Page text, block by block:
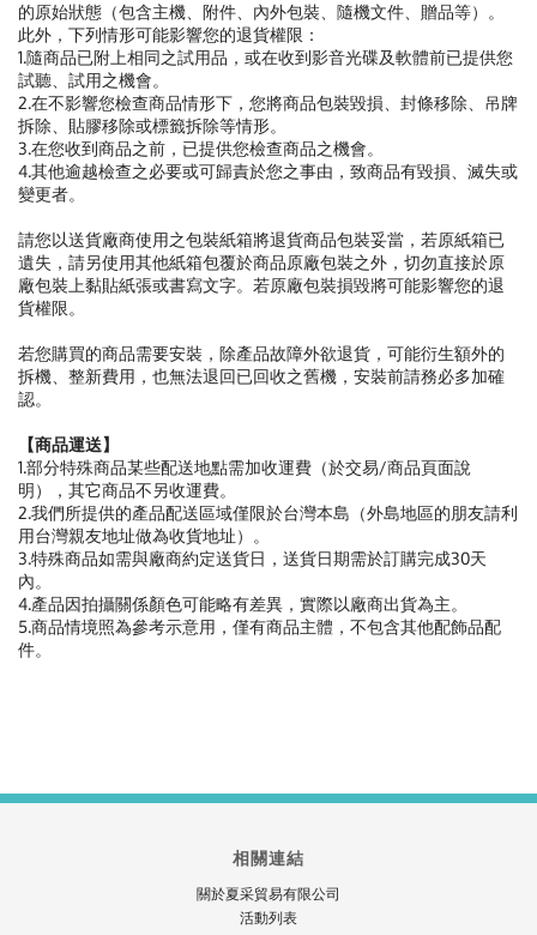
的原始狀態（包含主機、附件、內外包裝、隨機文件、贈品等）。
此外，下列情形可能影響您的退貨權限：
1.隨商品已附上相同之試用品，或在收到影音光碟及軟體前已提供您
試聽、試用之機會。
2.在不影響您檢查商品情形下，您將商品包裝毀損、封條移除、吊牌
拆除、貼膠移除或標籤拆除等情形。
3.在您收到商品之前，已提供您檢查商品之機會。
4.其他逾越檢查之必要或可歸責於您之事由，致商品有毀損、滅失或
變更者。
請您以送貨廠商使用之包裝紙箱將退貨商品包裝妥當，若原紙箱已
遺失，請另使用其他紙箱包覆於商品原廠包裝之外，切勿直接於原
廠包裝上黏貼紙張或書寫文字。若原廠包裝損毀將可能影響您的退
貨權限。
若您購買的商品需要安裝，除產品故障外欲退貨，可能衍生額外的
拆機、整新費用，也無法退回已回收之舊機，安裝前請務必多加確
認。
【商品運送】
1.部分特殊商品某些配送地點需加收運費（於交易/商品頁面說
明），其它商品不另收運費。
2.我們所提供的產品配送區域僅限於台灣本島（外島地區的朋友請利
用台灣親友地址做為收貨地址）。
3.特殊商品如需與廠商約定送貨日，送貨日期需於訂購完成30天
內。
4.產品因拍攝關係顏色可能略有差異，實際以廠商出貨為主。
5.商品情境照為參考示意用，僅有商品主體，不包含其他配飾品配
件。
相關連結
關於夏采貿易有限公司
活動列表